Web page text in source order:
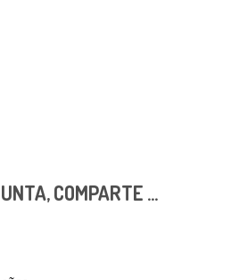
COMPARTE ...